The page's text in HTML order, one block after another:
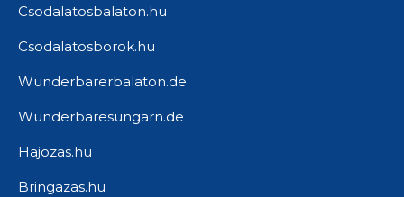
Csodalatosbalaton.hu
Csodalatosborok.hu
Wunderbarerbalaton.de
Wunderbaresungarn.de
Hajozas.hu
Bringazas.hu